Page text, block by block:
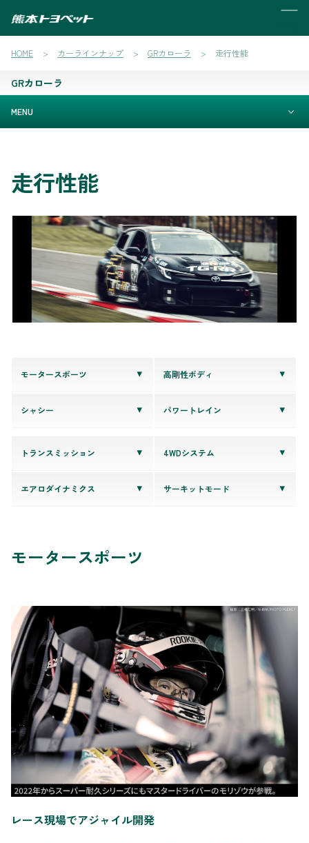
HOME カーラインナップ GRカローラ 走行性能
GRカローラ
MENU
走行性能
モータースポーツ 高剛性ボディ
シャシー パワートレイン
トランスミッション 4WDシステム
エアロダイナミクス サーキットモード
モータースポーツ
レース現場でアジャイル開発